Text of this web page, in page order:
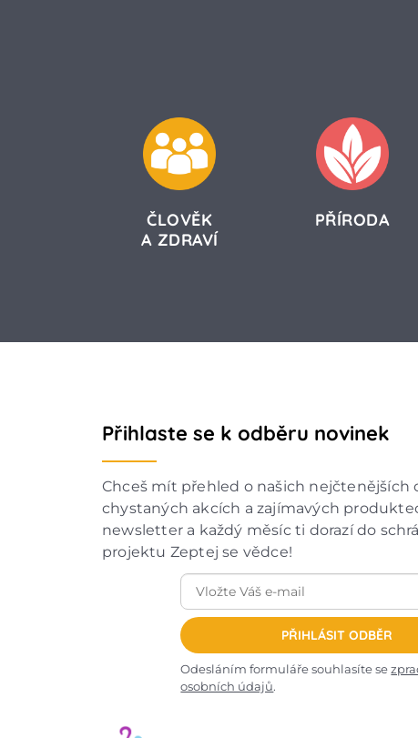
ČLOVĚK
A ZDRAVÍ
PŘÍRODA
Přihlaste se k odběru novinek
Chceš mít přehled o našich nejčtenějších
chystaných akcích a zajímavých
newsletter a každý měsíc ti dorazí do
projektu Zeptej se vědce!
PŘIHLÁSIT ODBĚR
Odesláním formuláře souhlasíte se
osobních údajů.